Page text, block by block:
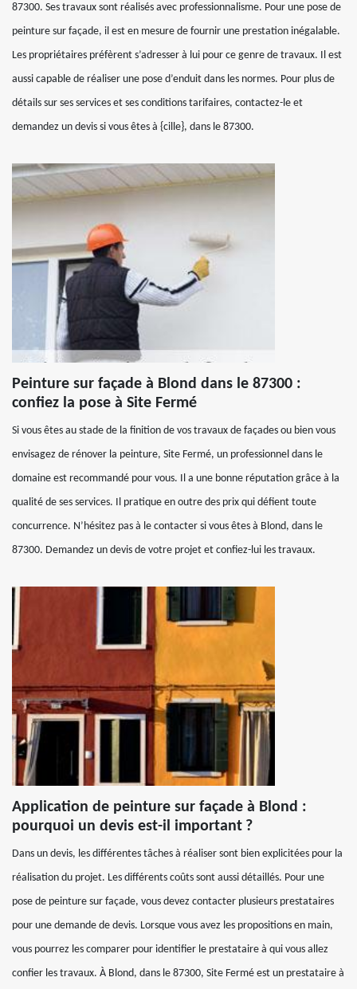
87300. Ses travaux sont réalisés avec professionnalisme. Pour une pose de
peinture sur façade, il est en mesure de fournir une prestation inégalable.
Les propriétaires préfèrent s’adresser à lui pour ce genre de travaux. Il est
aussi capable de réaliser une pose d’enduit dans les normes. Pour plus de
détails sur ses services et ses conditions tarifaires, contactez-le et
demandez un devis si vous êtes à {cille}, dans le 87300.
Peinture sur façade à Blond dans le 87300 :
confiez la pose à Site Fermé
Si vous êtes au stade de la finition de vos travaux de façades ou bien vous
envisagez de rénover la peinture, Site Fermé, un professionnel dans le
domaine est recommandé pour vous. Il a une bonne réputation grâce à la
qualité de ses services. Il pratique en outre des prix qui défient toute
concurrence. N’hésitez pas à le contacter si vous êtes à Blond, dans le
87300. Demandez un devis de votre projet et confiez-lui les travaux.
Application de peinture sur façade à Blond :
pourquoi un devis est-il important ?
Dans un devis, les différentes tâches à réaliser sont bien explicitées pour la
réalisation du projet. Les différents coûts sont aussi détaillés. Pour une
pose de peinture sur façade, vous devez contacter plusieurs prestataires
pour une demande de devis. Lorsque vous avez les propositions en main,
vous pourrez les comparer pour identifier le prestataire à qui vous allez
confier les travaux. À Blond, dans le 87300, Site Fermé est un prestataire à